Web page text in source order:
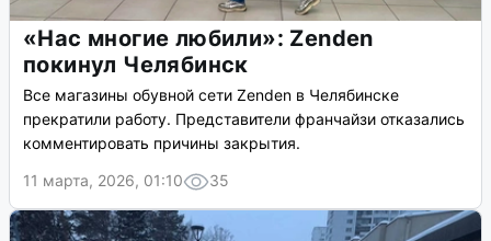
«Нас многие любили»: Zenden
покинул Челябинск
Все магазины обувной сети Zenden в Челябинске
прекратили работу. Представители франчайзи отказались
комментировать причины закрытия.
11 марта, 2026, 01:10
35